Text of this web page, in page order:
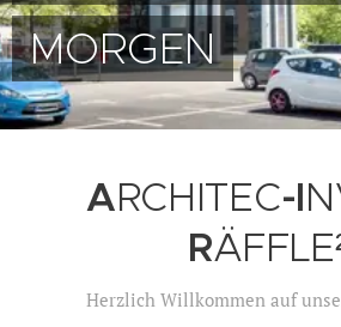
MORGEN
ARCHITEC-I
R
Herzlich Willkommen auf